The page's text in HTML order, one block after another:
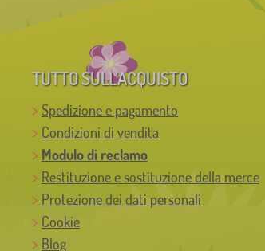
TUTTO SULL’ACQUISTO
Spedizione e pagamento
Condizioni di vendita
Modulo di reclamo
Restituzione e sostituzione della merce
Protezione dei dati personali
Cookie
Blog